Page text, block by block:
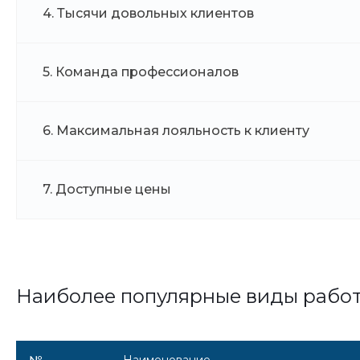
4. Тысячи довольных клиентов
5. Команда профессионалов
6. Максимальная лояльность к клиенту
7. Доступные цены
Наиболее популярные виды